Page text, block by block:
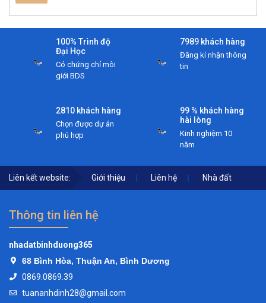
100% Trình độ
Đại Học
Có chứng chỉ môi
giới BDS
7989 khách hàng
Đăng kí nhận thông
tin
2810 khách hàng
Chọn được dự án
phú hợp
99 % khách hàng
hài lòng
Kinh nghiệm 10
năm
Liên kết website: Giới thiệu Liên hệ Nhà đất
Thông tin liên hệ
nhadatbinhduong365
68 Bình Hòa, Thuận An, Bình Dương
0869.0869.39
tuananhdinh28@gmail.com